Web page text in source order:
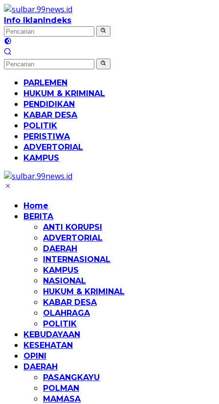
Langsung
ke
konten
Info IklanIndeks
PARLEMEN
HUKUM & KRIMINAL
PENDIDIKAN
KABAR DESA
POLITIK
PERISTIWA
ADVERTORIAL
KAMPUS
Home
BERITA
ANTI KORUPSI
ADVERTORIAL
DAERAH
INTERNASIONAL
KAMPUS
NASIONAL
HUKUM & KRIMINAL
KABAR DESA
OLAHRAGA
POLITIK
KEBUDAYAAN
KESEHATAN
OPINI
DAERAH
PASANGKAYU
POLMAN
MAMASA